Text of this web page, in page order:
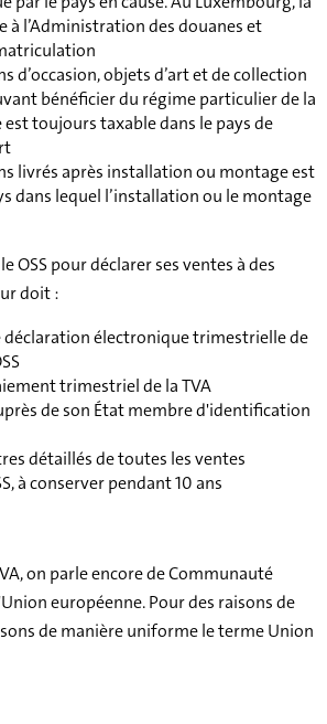
à l’Administration des douanes et
d’occasion, objets d’art et de collection
bénéficier du régime particulier de la
toujours taxable dans le pays de
livrés après installation ou montage est
dans lequel l’installation ou le montage
OSS pour déclarer ses ventes à des
doit :
électronique trimestrielle de
trimestriel de la TVA
de son État membre d'identification
détaillés de toutes les ventes
à conserver pendant 10 ans
on parle encore de Communauté
européenne. Pour des raisons de
de manière uniforme le terme Union